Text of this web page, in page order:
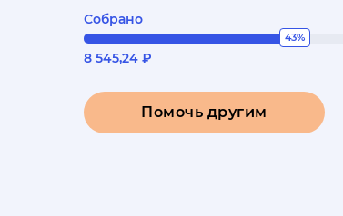
Собрано
43%
8 545,24 ₽
Помочь другим